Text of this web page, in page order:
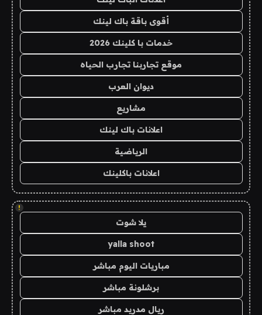
أقوى باقة باك لينك
خدمات با كلينك 2026
موقع تجاربنا تجارب الحياه
ديوان العرب
مشاريع
اعلانات باك لينك
الرياضية
اعلانات باكلينك
!
يلا شوت
yalla shoot
مباريات اليوم مباشر
برشلونة مباشر
ريال مدريد مباشر